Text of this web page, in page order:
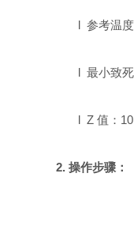
l 参考温度
l 最小致
l Z 值：
2. 操作步骤：